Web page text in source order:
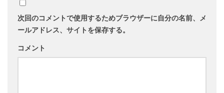
次回のコメントで使用するためブラウザーに自分の名前、メ
ールアドレス、サイトを保存する。
コメント